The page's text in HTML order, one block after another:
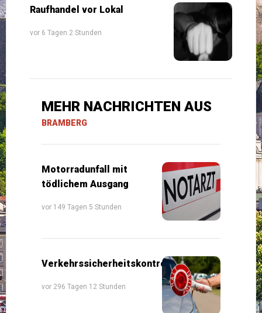
Raufhandel vor Lokal
vor 6 Tagen 2 Stunden
MEHR NACHRICHTEN AUS
BRAMBERG
Motorradunfall mit
tödlichem Ausgang
vor 149 Tagen 5 Stunden
Verkehrssicherheitskontrollen
vor 296 Tagen 12 Stunden